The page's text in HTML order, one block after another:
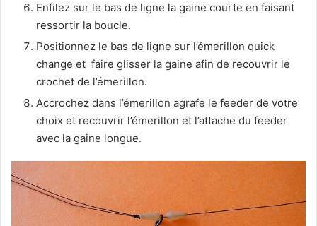
Enfilez sur le bas de ligne la gaine courte en faisant
ressortir la boucle.
Positionnez le bas de ligne sur l’émerillon quick
change et faire glisser la gaine afin de recouvrir le
crochet de l’émerillon.
Accrochez dans l’émerillon agrafe le feeder de votre
choix et recouvrir l’émerillon et l’attache du feeder
avec la gaine longue.